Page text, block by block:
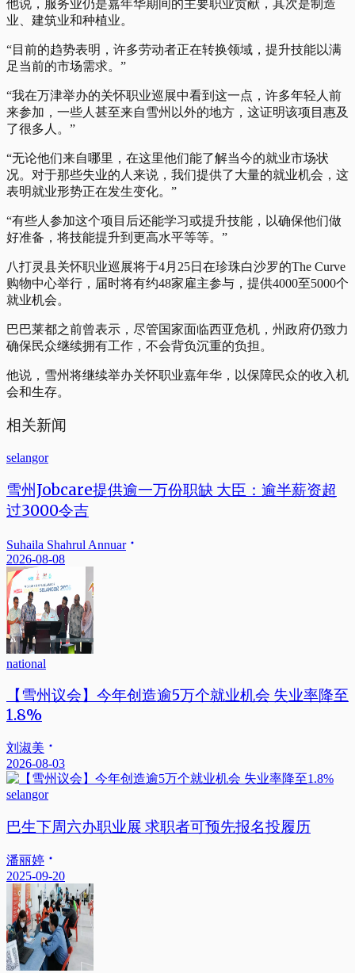
他说，服务业仍是嘉年华期间的主要职业贡献，其次是制造
业、建筑业和种植业。
“目前的趋势表明，许多劳动者正在转换领域，提升技能以满
足当前的市场需求。”
“我在万津举办的关怀职业巡展中看到这一点，许多年轻人前
来参加，一些人甚至来自雪州以外的地方，这证明该项目惠及
了很多人。”
“无论他们来自哪里，在这里他们能了解当今的就业市场状
况。对于那些失业的人来说，我们提供了大量的就业机会，这
表明就业形势正在发生变化。”
“有些人参加这个项目后还能学习或提升技能，以确保他们做
好准备，将技能提升到更高水平等等。”
八打灵县关怀职业巡展将于4月25日在珍珠白沙罗的The Curve
购物中心举行，届时将有约48家雇主参与，提供4000至5000个
就业机会。
巴巴莱都之前曾表示，尽管国家面临西亚危机，州政府仍致力
确保民众继续拥有工作，不会背负沉重的负担。
他说，雪州将继续举办关怀职业嘉年华，以保障民众的收入机
会和生存。
相关新闻
selangor
雪州Jobcare提供逾一万份职缺 大臣：逾半薪资超
过3000令吉
Suhaila Shahrul Annuar
2026-08-08
national
【雪州议会】今年创造逾5万个就业机会 失业率降至
1.8%
刘淑美
2026-08-03
selangor
巴生下周六办职业展 求职者可预先报名投履历
潘丽婷
2025-09-20